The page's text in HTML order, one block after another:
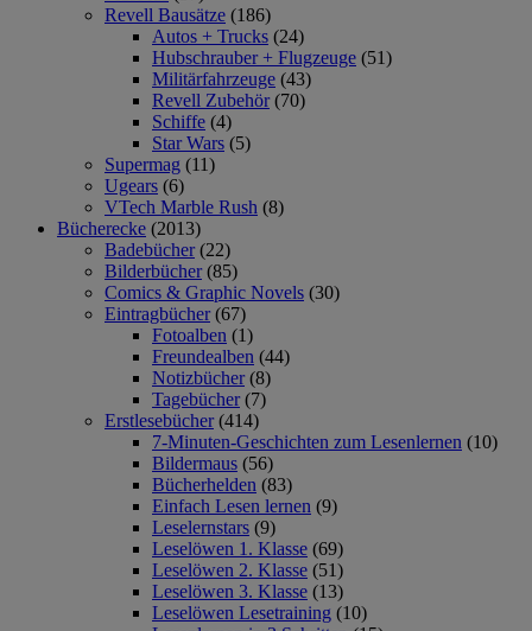
Revell Bausätze (186)
Autos + Trucks (24)
Hubschrauber + Flugzeuge (51)
Militärfahrzeuge (43)
Revell Zubehör (70)
Schiffe (4)
Star Wars (5)
Supermag (11)
Ugears (6)
VTech Marble Rush (8)
Bücherecke (2013)
Badebücher (22)
Bilderbücher (85)
Comics & Graphic Novels (30)
Eintragbücher (67)
Fotoalben (1)
Freundealben (44)
Notizbücher (8)
Tagebücher (7)
Erstlesebücher (414)
7-Minuten-Geschichten zum Lesenlernen (10)
Bildermaus (56)
Bücherhelden (83)
Einfach Lesen lernen (9)
Leselernstars (9)
Leselöwen 1. Klasse (69)
Leselöwen 2. Klasse (51)
Leselöwen 3. Klasse (13)
Leselöwen Lesetraining (10)